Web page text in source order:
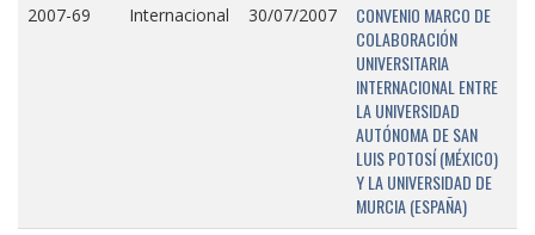
2007-69 Internacional 30/07/2007
CONVENIO MARCO DE
COLABORACIÓN
UNIVERSITARIA
INTERNACIONAL ENTRE
LA UNIVERSIDAD
AUTÓNOMA DE SAN
LUIS POTOSÍ (MÉXICO)
Y LA UNIVERSIDAD DE
MURCIA (ESPAÑA)